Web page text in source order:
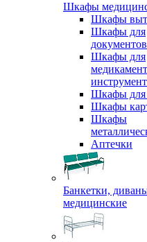
Шкафы
Шкафы
Шкафы для
документов
Шкафы для
Шкафы для
Шкафы
Шкафы
Аптечки
Банкетки,
медицинские